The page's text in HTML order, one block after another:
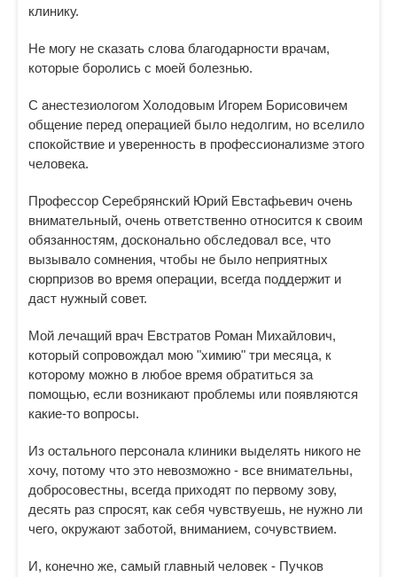
клинику.
Не могу не сказать слова благодарности врачам,
которые боролись с моей болезнью.
С анестезиологом Холодовым Игорем Борисовичем
общение перед операцией было недолгим, но вселило
спокойствие и уверенность в профессионализме этого
человека.
Профессор Серебрянский Юрий Евстафьевич очень
внимательный, очень ответственно относится к своим
обязанностям, досконально обследовал все, что
вызывало сомнения, чтобы не было неприятных
сюрпризов во время операции, всегда поддержит и
даст нужный совет.
Мой лечащий врач Евстратов Роман Михайлович,
который сопровождал мою "химию" три месяца, к
которому можно в любое время обратиться за
помощью, если возникают проблемы или появляются
какие-то вопросы.
Из остального персонала клиники выделять никого не
хочу, потому что это невозможно - все внимательны,
добросовестны, всегда приходят по первому зову,
десять раз спросят, как себя чувствуешь, не нужно ли
чего, окружают заботой, вниманием, сочувствием.
И, конечно же, самый главный человек - Пучков